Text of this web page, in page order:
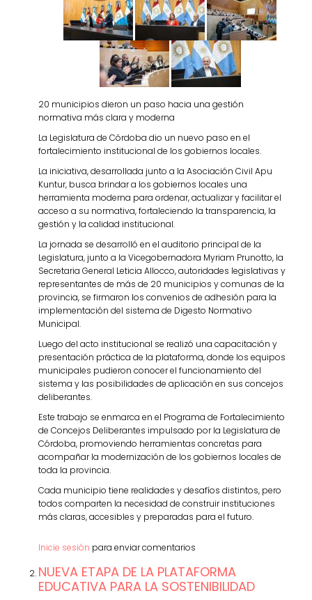
20 municipios dieron un paso hacia una gestión
normativa más clara y moderna
La Legislatura de Córdoba dio un nuevo paso en el
fortalecimiento institucional de los gobiernos locales.
La iniciativa, desarrollada junto a la Asociación Civil Apu
Kuntur, busca brindar a los gobiernos locales una
herramienta moderna para ordenar, actualizar y facilitar el
acceso a su normativa, fortaleciendo la transparencia, la
gestión y la calidad institucional.
La jornada se desarrolló en el auditorio principal de la
Legislatura, junto a la Vicegobernadora Myriam Prunotto, la
Secretaria General Leticia Allocco, autoridades legislativas y
representantes de más de 20 municipios y comunas de la
provincia, se firmaron los convenios de adhesión para la
implementación del sistema de Digesto Normativo
Municipal.
Luego del acto institucional se realizó una capacitación y
presentación práctica de la plataforma, donde los equipos
municipales pudieron conocer el funcionamiento del
sistema y las posibilidades de aplicación en sus concejos
deliberantes.
Este trabajo se enmarca en el Programa de Fortalecimiento
de Concejos Deliberantes impulsado por la Legislatura de
Córdoba, promoviendo herramientas concretas para
acompañar la modernización de los gobiernos locales de
toda la provincia.
Cada municipio tiene realidades y desafíos distintos, pero
todos comparten la necesidad de construir instituciones
más claras, accesibles y preparadas para el futuro.
Inicie sesión para enviar comentarios
NUEVA ETAPA DE LA PLATAFORMA
EDUCATIVA PARA LA SOSTENIBILIDAD